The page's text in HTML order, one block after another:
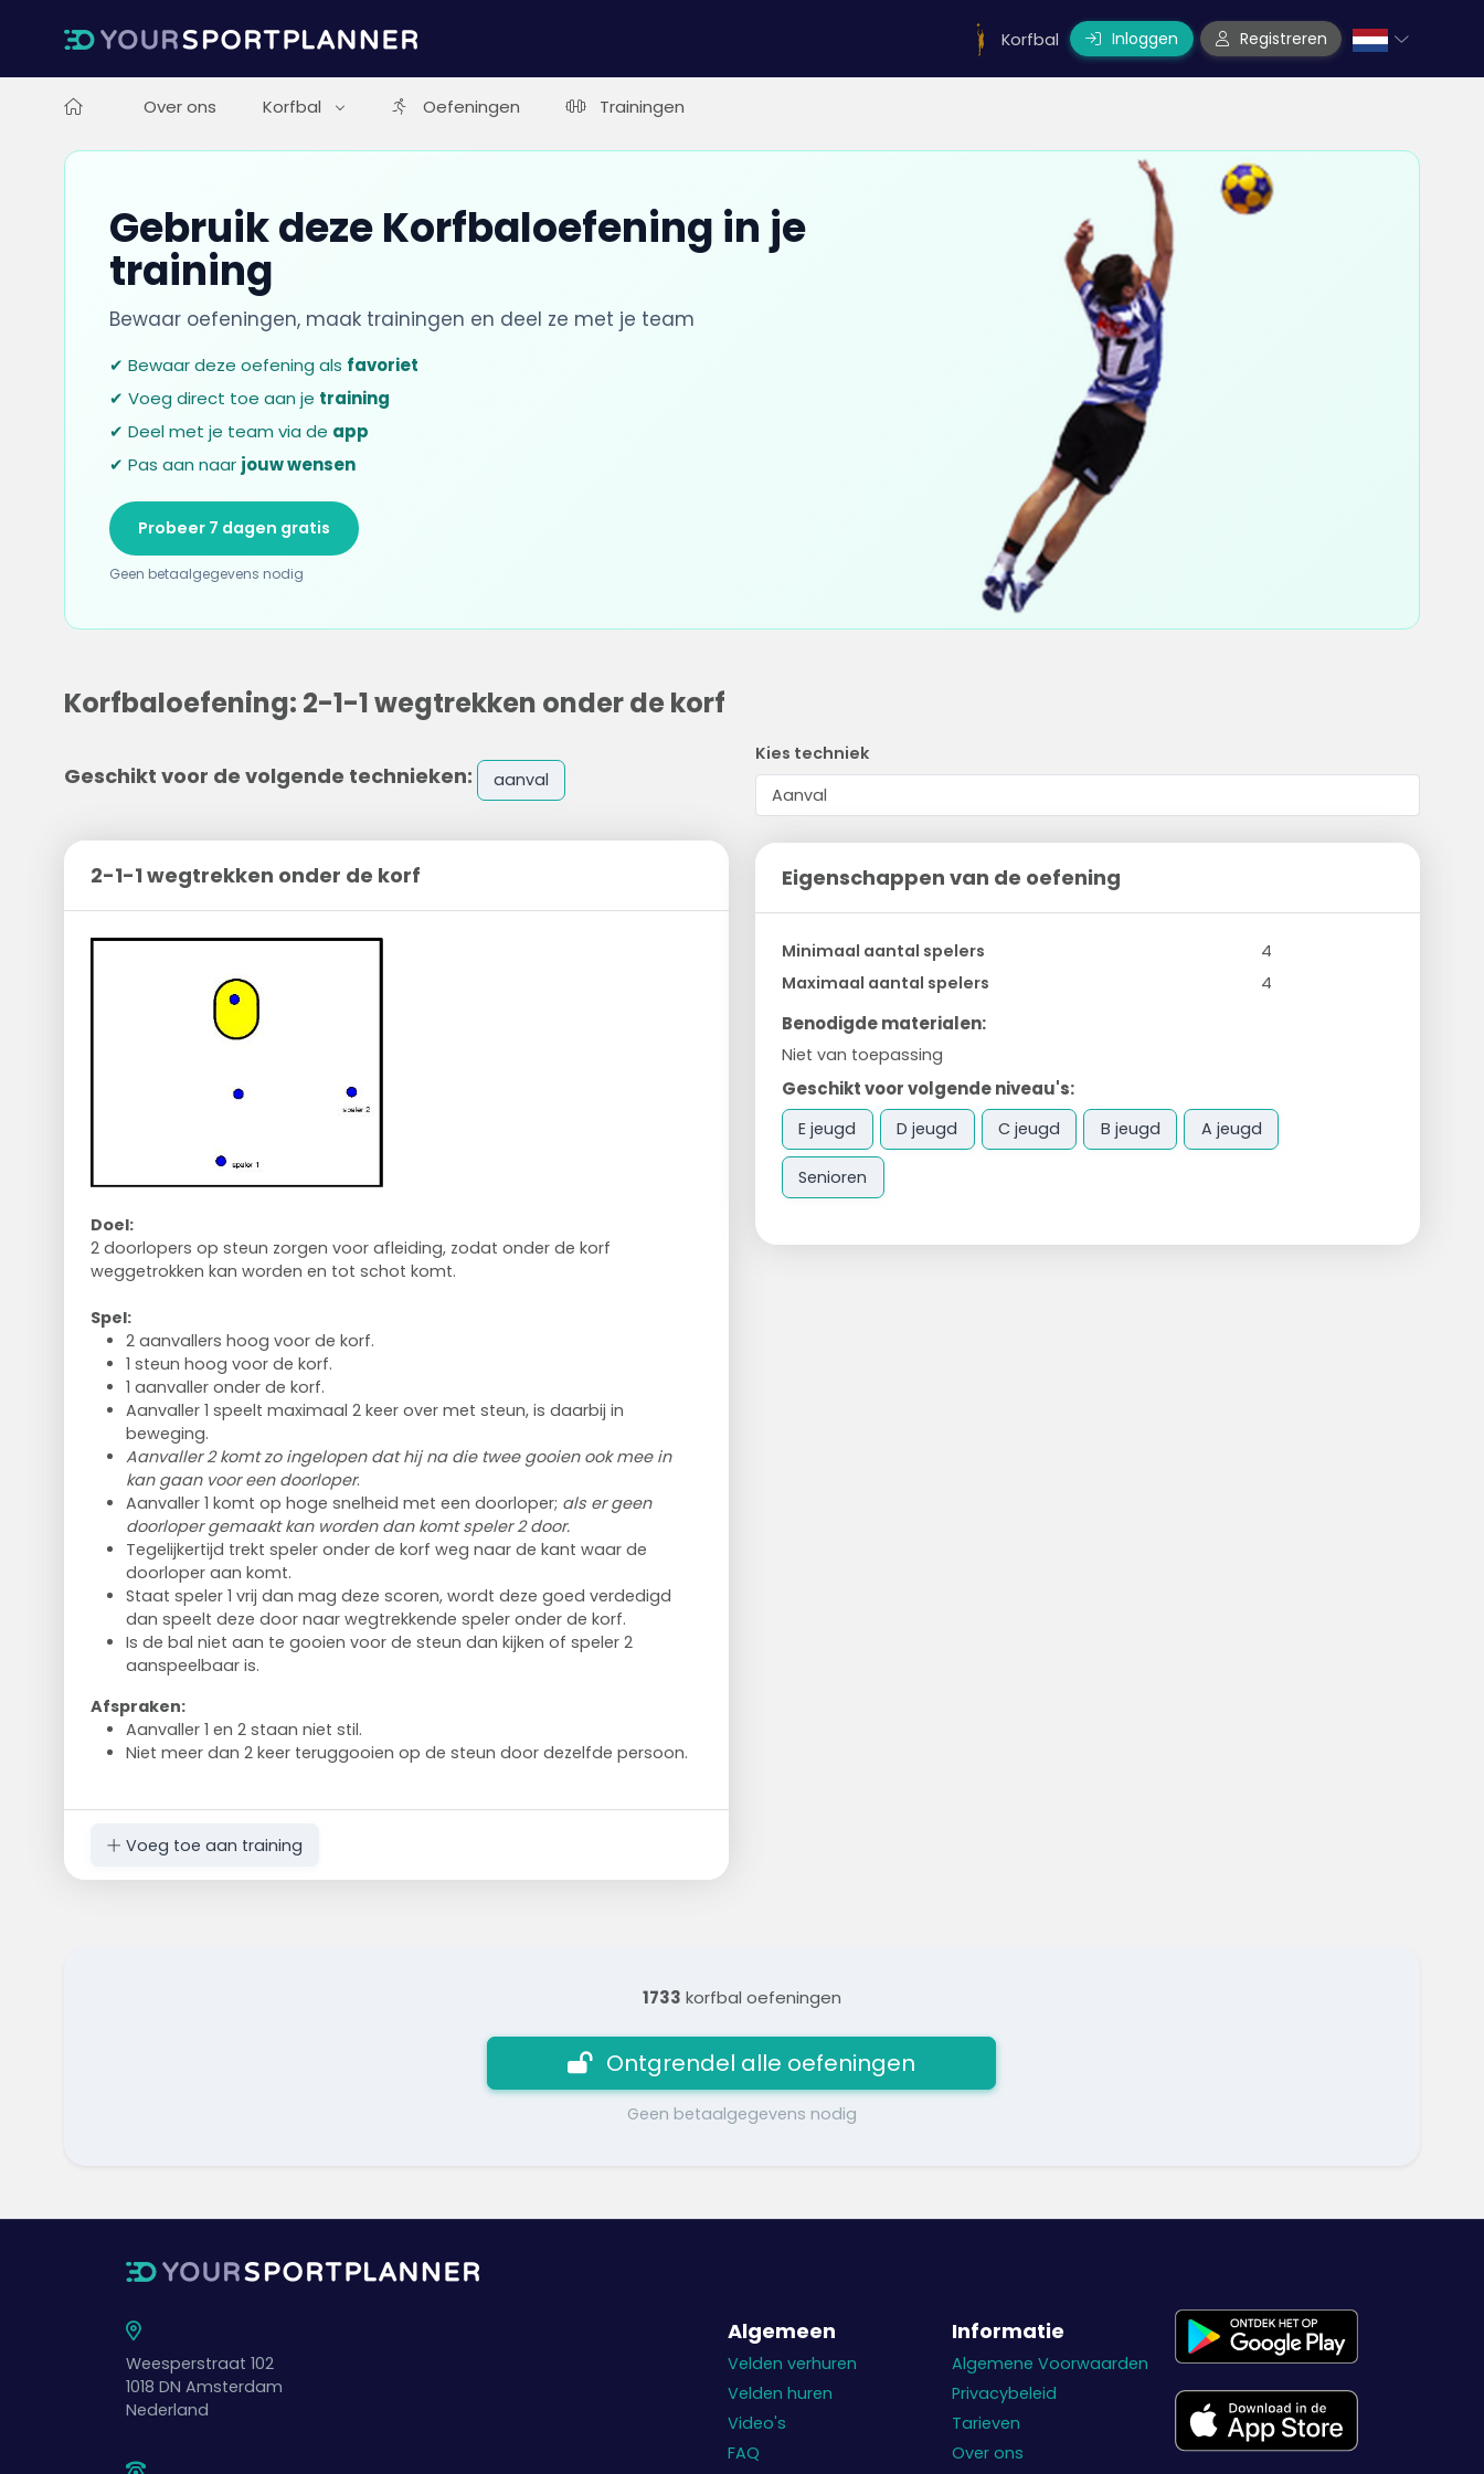
Korfbal Inloggen Registreren
Over ons Korfbal Oefeningen Trainingen
Gebruik deze Korfbaloefening in je
training
Bewaar oefeningen, maak trainingen en deel ze met je team
✔ Bewaar deze oefening als favoriet
✔ Voeg direct toe aan je training
✔ Deel met je team via de app
✔ Pas aan naar jouw wensen
Probeer 7 dagen gratis
Geen betaalgegevens nodig
Korfbaloefening: 2-1-1 wegtrekken onder de korf
Geschikt voor de volgende technieken: aanval
2-1-1 wegtrekken onder de korf
Doel:
2 doorlopers op steun zorgen voor afleiding, zodat onder de korf
weggetrokken kan worden en tot schot komt.
Spel:
2 aanvallers hoog voor de korf.
1 steun hoog voor de korf.
1 aanvaller onder de korf.
Aanvaller 1 speelt maximaal 2 keer over met steun, is daarbij in
beweging.
Aanvaller 2 komt zo ingelopen dat hij na die twee gooien ook mee in
kan gaan voor een doorloper.
Aanvaller 1 komt op hoge snelheid met een doorloper; als er geen
doorloper gemaakt kan worden dan komt speler 2 door.
Tegelijkertijd trekt speler onder de korf weg naar de kant waar de
doorloper aan komt.
Staat speler 1 vrij dan mag deze scoren, wordt deze goed verdedigd
dan speelt deze door naar wegtrekkende speler onder de korf.
Is de bal niet aan te gooien voor de steun dan kijken of speler 2
aanspeelbaar is.
Afspraken:
Aanvaller 1 en 2 staan niet stil.
Niet meer dan 2 keer teruggooien op de steun door dezelfde persoon.
Voeg toe aan training
Kies techniek
Eigenschappen van de oefening
Minimaal aantal spelers
4
Maximaal aantal spelers
4
Benodigde materialen:
Niet van toepassing
Geschikt voor volgende niveau's:
E jeugd D jeugd C jeugd B jeugd A jeugd
Senioren
1733 korfbal oefeningen
Ontgrendel alle oefeningen
Geen betaalgegevens nodig
Weesperstraat 102
1018 DN Amsterdam
Nederland
Algemeen
Velden verhuren
Velden huren
Video's
FAQ
Informatie
Algemene Voorwaarden
Privacybeleid
Tarieven
Over ons